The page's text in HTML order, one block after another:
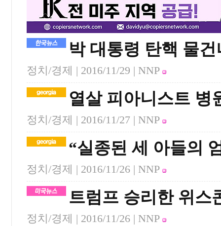
박 대통령 탄핵 물건
정치/경제 | 2016/11/29 | NNP
열살 피아니스트 병
정치/경제 | 2016/11/27 | NNP
“실종된 세 아들의
정치/경제 | 2016/11/26 | NNP
트럼프 승리한 위스
정치/경제 | 2016/11/26 | NNP